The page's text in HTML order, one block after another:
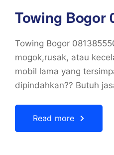
Towing Bogor
Towing Bogor
mogok,rusak, atau
mobil lama yang
dipindahkan?? Butuh
Read more